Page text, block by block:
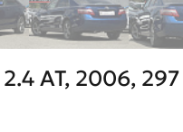
AT, 2006, 297